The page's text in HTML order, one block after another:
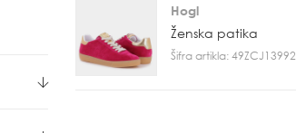
Hogl
Ženska patika
Šifra artikla: 49ZCJ13992